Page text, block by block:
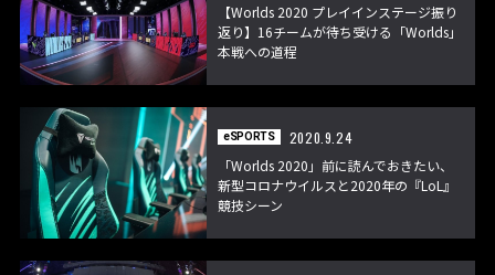
【Worlds 2020 プレイインステージ振り
返り】16チームが待ち受ける「Worlds」
本戦への道程
eSPORTS
2020.9.24
「Worlds 2020」前に読んでおきたい、
新型コロナウイルスと2020年の『LoL』
競技シーン